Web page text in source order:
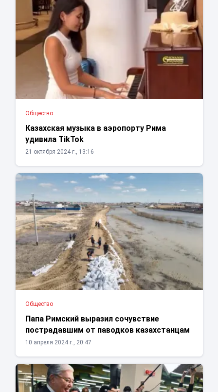
Общество
Казахская музыка в аэропорту Рима
удивила TikTok
21 октября 2024 г., 13:16
Общество
Папа Римский выразил сочувствие
пострадавшим от паводков казахстанцам
10 апреля 2024 г., 20:47